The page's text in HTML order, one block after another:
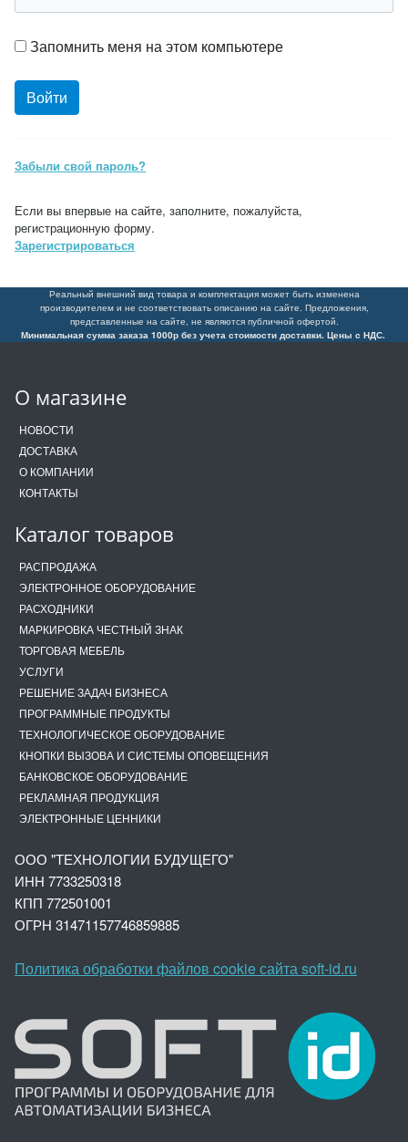
Запомнить меня на этом компьютере
Забыли свой пароль?
Если вы впервые на сайте, заполните, пожалуйста,
регистрационную форму.
Зарегистрироваться
Реальный внешний вид товара и комплектация может быть изменена
производителем и не соответствовать описанию на сайте. Предложения,
представленные на сайте, не являются публичной офертой.
Минимальная сумма заказа 1000р без учета стоимости доставки. Цены с НДС.
О магазине
НОВОСТИ
ДОСТАВКА
О КОМПАНИИ
КОНТАКТЫ
Каталог товаров
РАСПРОДАЖА
ЭЛЕКТРОННОЕ ОБОРУДОВАНИЕ
РАСХОДНИКИ
МАРКИРОВКА ЧЕСТНЫЙ ЗНАК
ТОРГОВАЯ МЕБЕЛЬ
УСЛУГИ
РЕШЕНИЕ ЗАДАЧ БИЗНЕСА
ПРОГРАММНЫЕ ПРОДУКТЫ
ТЕХНОЛОГИЧЕСКОЕ ОБОРУДОВАНИЕ
КНОПКИ ВЫЗОВА И СИСТЕМЫ ОПОВЕЩЕНИЯ
БАНКОВСКОЕ ОБОРУДОВАНИЕ
РЕКЛАМНАЯ ПРОДУКЦИЯ
ЭЛЕКТРОННЫЕ ЦЕННИКИ
ООО "ТЕХНОЛОГИИ БУДУЩЕГО"
ИНН 7733250318
КПП 772501001
ОГРН 31471157746859885
Политика обработки файлов cookie сайта soft-id.ru